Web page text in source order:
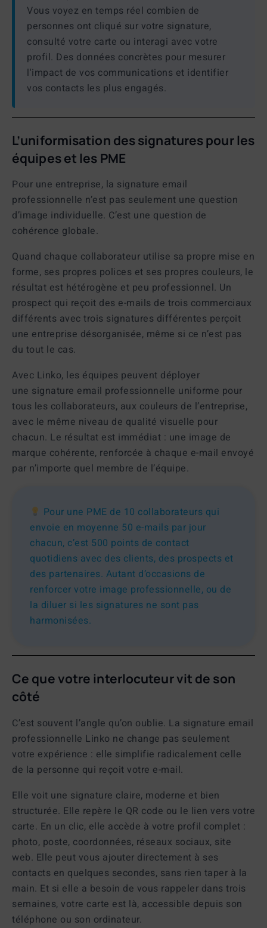
Vous voyez en temps réel combien de
personnes ont cliqué sur votre signature,
consulté votre carte ou interagi avec votre
profil. Des données concrètes pour mesurer
l'impact de vos communications et identifier
vos contacts les plus engagés.
L’uniformisation des signatures pour les
équipes et les PME
Pour une entreprise, la signature email
professionnelle n’est pas seulement une question
d’image individuelle. C’est une question de
cohérence globale.
Quand chaque collaborateur utilise sa propre mise en
forme, ses propres polices et ses propres couleurs, le
résultat est hétérogène et peu professionnel. Un
prospect qui reçoit des e-mails de trois commerciaux
différents avec trois signatures différentes perçoit
une entreprise désorganisée, même si ce n’est pas
du tout le cas.
Avec Linko, les équipes peuvent déployer
une signature email professionnelle uniforme pour
tous les collaborateurs, aux couleurs de l’entreprise,
avec le même niveau de qualité visuelle pour
chacun. Le résultat est immédiat : une image de
marque cohérente, renforcée à chaque e-mail envoyé
par n’importe quel membre de l’équipe.
Pour une PME de 10 collaborateurs qui
envoie en moyenne 50 e-mails par jour
chacun, c’est 500 points de contact
quotidiens avec des clients, des prospects et
des partenaires. Autant d’occasions de
renforcer votre image professionnelle, ou de
la diluer si les signatures ne sont pas
harmonisées.
Ce que votre interlocuteur vit de son
côté
C’est souvent l’angle qu’on oublie. La signature email
professionnelle Linko ne change pas seulement
votre expérience : elle simplifie radicalement celle
de la personne qui reçoit votre e-mail.
Elle voit une signature claire, moderne et bien
structurée. Elle repère le QR code ou le lien vers votre
carte. En un clic, elle accède à votre profil complet :
photo, poste, coordonnées, réseaux sociaux, site
web. Elle peut vous ajouter directement à ses
contacts en quelques secondes, sans rien taper à la
main. Et si elle a besoin de vous rappeler dans trois
semaines, votre carte est là, accessible depuis son
téléphone ou son ordinateur.